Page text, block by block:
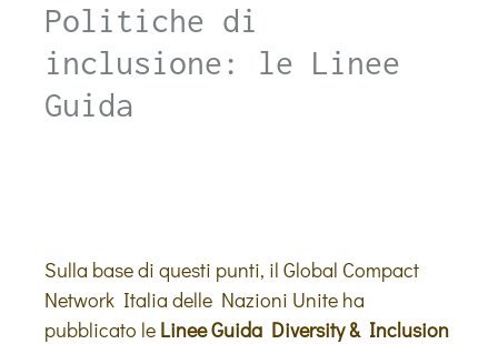
Politiche di
inclusione: le Linee
Guida
Sulla base di questi punti, il Global Compact
Network Italia delle Nazioni Unite ha
pubblicato le Linee Guida Diversity & Inclusion